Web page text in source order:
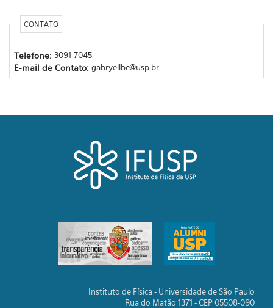
CONTATO
Telefone: 3091-7045
E-mail de Contato: gabryellbc@usp.br
Instituto de Física - Universidade de São Paulo
Rua do Matão 1371 - CEP 05508-090